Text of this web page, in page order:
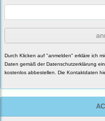
Durch Klicken auf "anmelden" erkläre ich
Daten gemäß derDatenschutzerklärung
kostenlos abbestellen. Die Kontaktdaten